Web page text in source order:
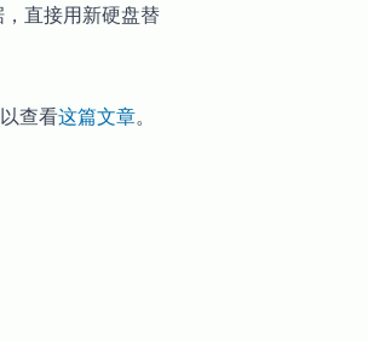
，直接用新硬盘替
查看这篇文章。